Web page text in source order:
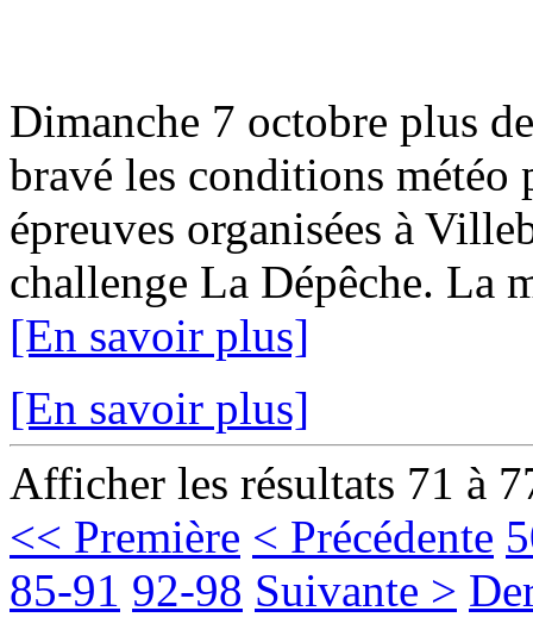
Dimanche 7 octobre plus
bravé les conditions
épreuves organisées à
challenge La Dépêche. La
[En savoir plus]
[En savoir plus]
Afficher les résultats 71 à
<< Première < Précédente
85-91 92-98 Suivante >